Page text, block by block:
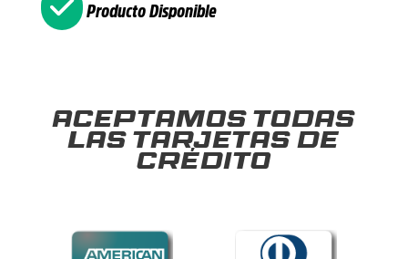
Producto Disponible
Aceptamos todas
las tarjetas de
crédito